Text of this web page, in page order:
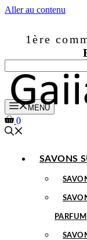
Aller au contenu
1ère
MENU
0
SAVONS
PARFUM